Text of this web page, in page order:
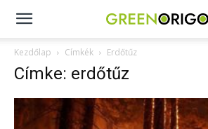
Green
Origo
Kezdőlap Címkék Erdőtűz
Címke: erdőtűz